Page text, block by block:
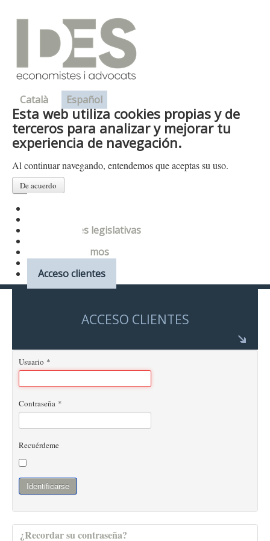
Català Español
Esta web utiliza cookies propias y de
terceros para analizar y mejorar tu
experiencia de navegación.
Al continuar navegando, entendemos que aceptas su uso.
De acuerdo
Novedades legislativas
Donde estamos
Contacto
Acceso clientes
ACCESO CLIENTES
Usuario *
Contraseña *
Recuérdeme
Identificarse
¿Recordar su contraseña?